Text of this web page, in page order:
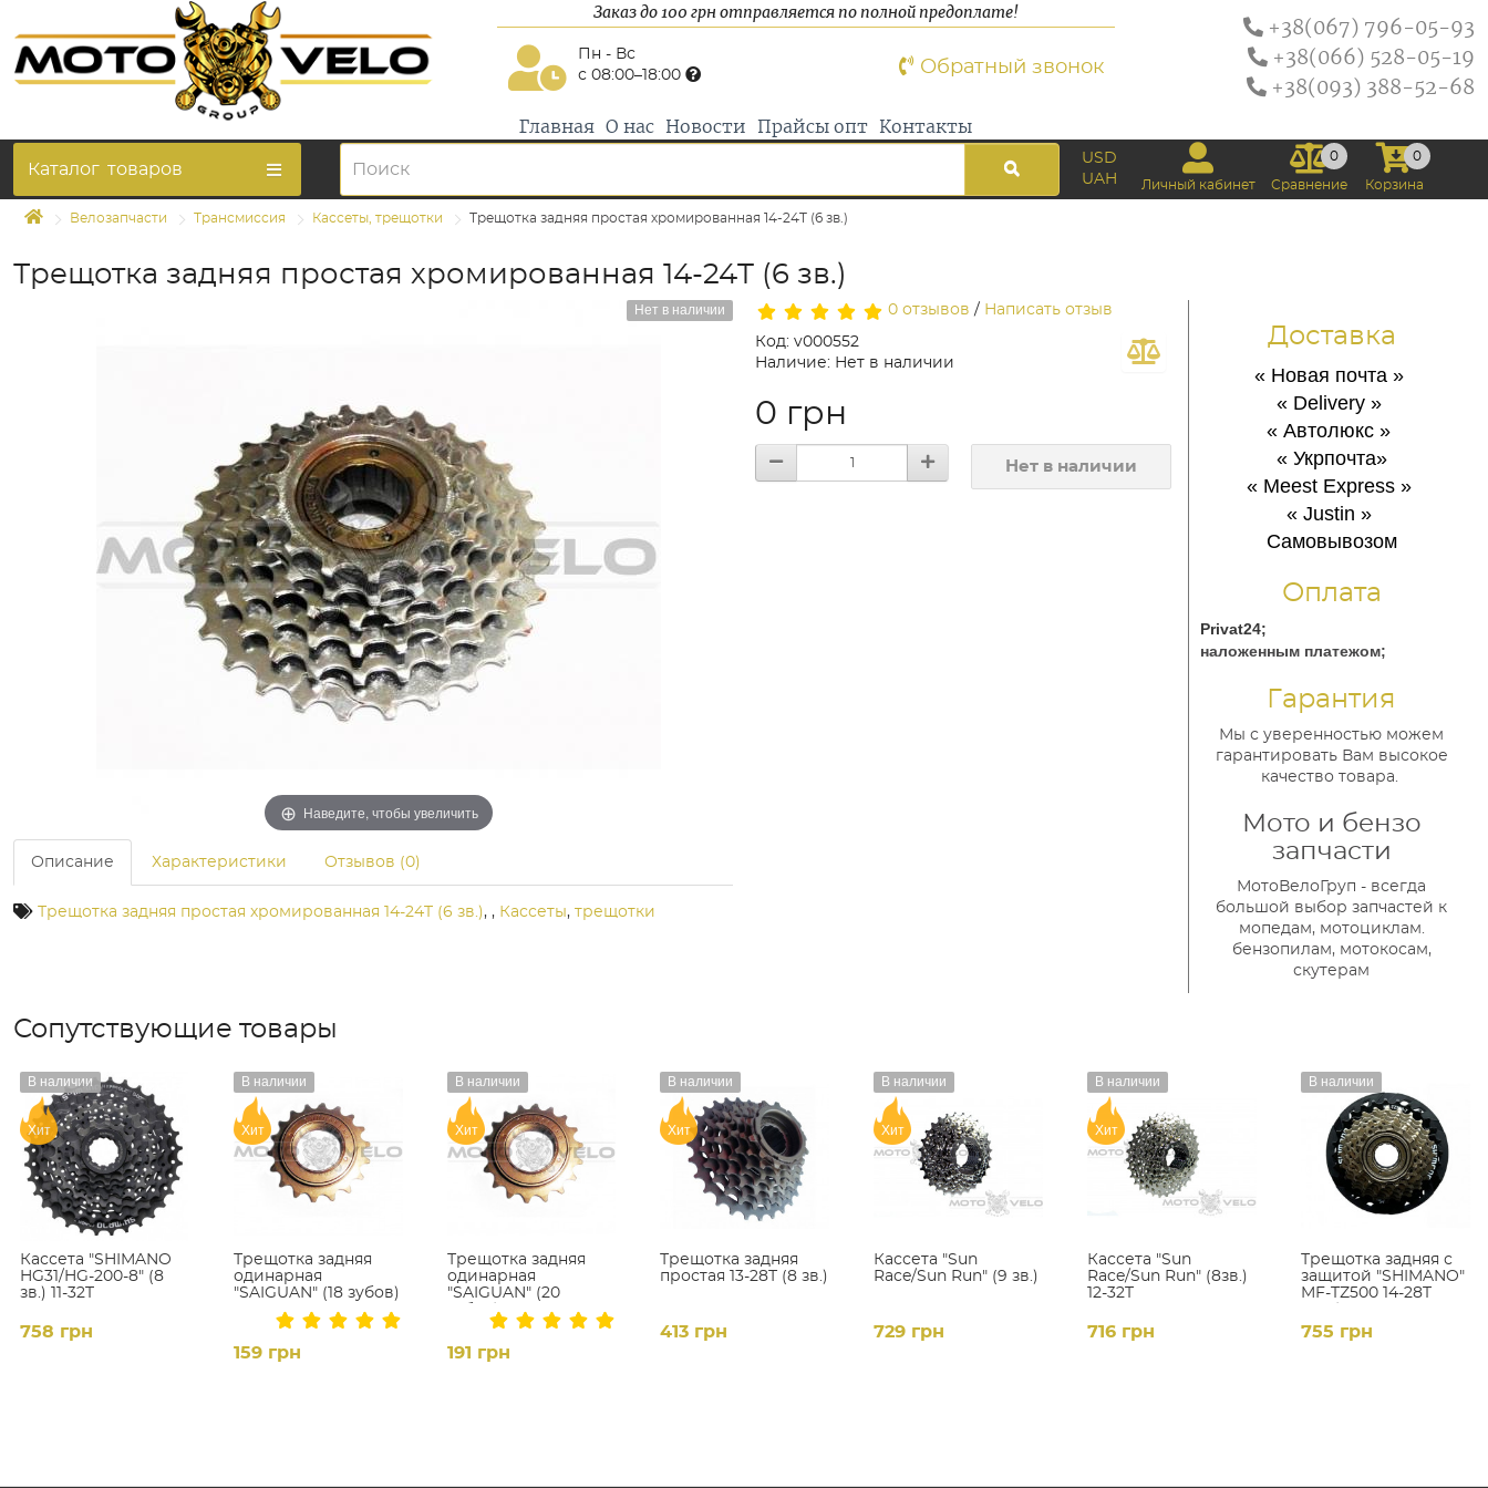
Заказ до 100 грн отправляется по полной предоплате!
Пн - Вс
с 08:00–18:00
Обратный звонок
Главная О нас Новости Прайсы опт Контакты
+38(067) 796-05-93
+38(066) 528-05-19
+38(093) 388-52-68
Каталог товаров
USD
UAH
Личный кабинет
0
Сравнение
0
Корзина
Велозапчасти Трансмиссия Кассеты, трещотки Трещотка задняя простая хромированная 14-24T (6 зв.)
Трещотка задняя простая хромированная 14-24T (6 зв.)
Нет в наличии
Наведите, чтобы увеличить
Описание Характеристики Отзывов (0)
Трещотка задняя простая хромированная 14-24T (6 зв.), , Кассеты, трещотки
0 отзывов / Написать отзыв
Код: v000552
Наличие: Нет в наличии
0 грн
Нет в наличии
Доставка
« Новая почта »
« Delivery »
« Автолюкс»
« Укрпочта»
« Meest Express »
« Justin »
Самовывозом
Оплата
Privat24;
наложенным платежом;
Гарантия
Мы с уверенностью можем
гарантировать Вам высокое
качество товара.
Мото и бензо
запчасти
МотоВелоГруп - всегда
большой выбор запчастей к
мопедам, мотоциклам.
бензопилам, мотокосам,
скутерам
Сопутствующие товары
Кассета "SHIMANO
HG31/HG-200-8" (8
зв.) 11-32T
В наличии
Хит
758 грн
Трещотка задняя
одинарная
"SAIGUAN" (18 зубов)
В наличии
Хит
159 грн
Трещотка задняя
одинарная
"SAIGUAN" (20
зубов)
В наличии
Хит
191 грн
Трещотка задняя
простая 13-28Т (8 зв.)
В наличии
Хит
413 грн
Кассета "Sun
Race/Sun Run" (9 зв.)
В наличии
Хит
729 грн
Кассета "Sun
Race/Sun Run" (8зв.)
12-32T
В наличии
Хит
716 грн
Трещотка задняя с
защитой "SHIMANO"
MF-TZ500 14-28T
В наличии
755 грн